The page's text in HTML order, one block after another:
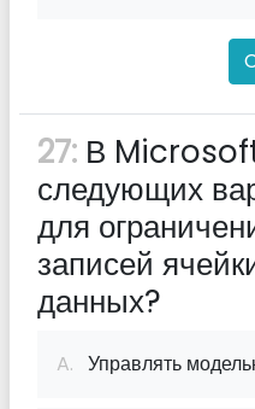
27: В Microsoft
следующих
для
записей
данных?
A. Управлять